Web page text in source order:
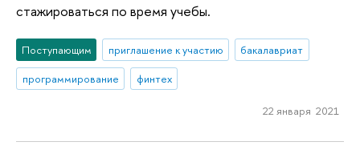
стажироваться по время учебы.
Поступающим приглашение к участию
бакалавриат
программирование
финтех
22 января 2021